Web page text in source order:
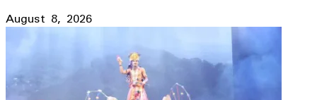
August 8, 2026